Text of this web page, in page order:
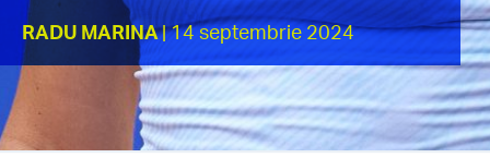
RADU MARINA| 14 septembrie 2024